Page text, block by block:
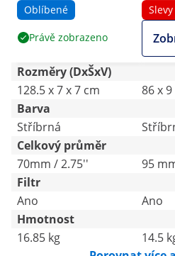
l/h - 750 W - kabel 50
85 m - ušlechtilá ocel
Oblíbené
Právě zobrazeno
l/h -
m /
72
Slevy
Rozměry (DxŠxV)
128.5 x 7 x 7 cm
86 x
Barva
Stříbrná
Celkový průměr
70mm / 2.75''
95
Filtr
Ano
Ano
Hmotnost
16.85 kg
14.5